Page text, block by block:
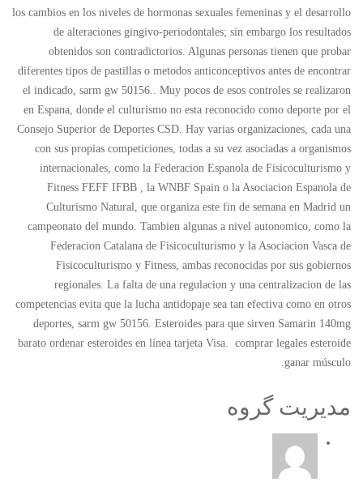
los cambios en los niveles de hormonas sexuales femeninas y el desarrollo
de alteraciones gingivo-periodontales; sin embargo los resultados
obtenidos son contradictorios. Algunas personas tienen que probar
diferentes tipos de pastillas o metodos anticonceptivos antes de encontrar
el indicado, sarm gw 50156.. Muy pocos de esos controles se realizaron
en Espana, donde el culturismo no esta reconocido como deporte por el
Consejo Superior de Deportes CSD. Hay varias organizaciones, cada una
con sus propias competiciones, todas a su vez asociadas a organismos
internacionales, como la Federacion Espanola de Fisicoculturismo y
Fitness FEFF IFBB , la WNBF Spain o la Asociacion Espanola de
Culturismo Natural, que organiza este fin de semana en Madrid un
campeonato del mundo. Tambien algunas a nivel autonomico, como la
Federacion Catalana de Fisicoculturismo y la Asociacion Vasca de
Fisicoculturismo y Fitness, ambas reconocidas por sus gobiernos
regionales. La falta de una regulacion y una centralizacion de las
competencias evita que la lucha antidopaje sea tan efectiva como en otros
deportes, sarm gw 50156. Esteroides para que sirven Samarin 140mg
barato ordenar esteroides en línea tarjeta Visa. comprar legales esteroide
ganar músculo.
مدیریت گروه